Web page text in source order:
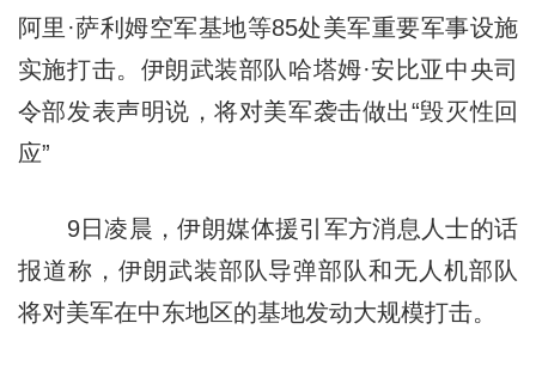
阿里·萨利姆空军基地等85处美军重要军事设施
实施打击。伊朗武装部队哈塔姆·安比亚中央司
令部发表声明说，将对美军袭击做出“毁灭性回
应”
9日凌晨，伊朗媒体援引军方消息人士的话
报道称，伊朗武装部队导弹部队和无人机部队
将对美军在中东地区的基地发动大规模打击。